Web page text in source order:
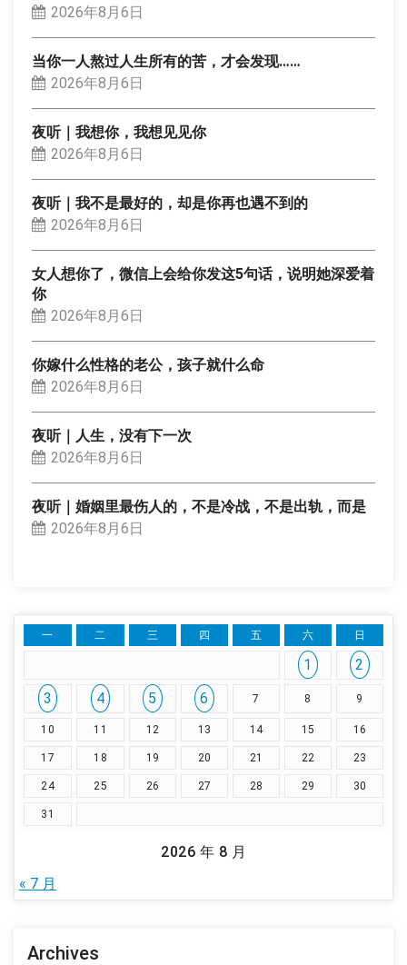
2026年8月6日
当你一人熬过人生所有的苦，才会发现……
2026年8月6日
夜听｜我想你，我想见见你
2026年8月6日
夜听｜我不是最好的，却是你再也遇不到的
2026年8月6日
女人想你了，微信上会给你发这5句话，说明她深爱着
你
2026年8月6日
你嫁什么性格的老公，孩子就什么命
2026年8月6日
夜听｜人生，没有下一次
2026年8月6日
夜听｜婚姻里最伤人的，不是冷战，不是出轨，而是
2026年8月6日
2026 年 8 月
一 二 三 四 五 六 日
1
2
3
4 5 6 7 8 9
10 11 12 13 14 15 16
17 18 19 20 21 22 23
24 25 26 27 28 29 30
31
« 7 月
Archives